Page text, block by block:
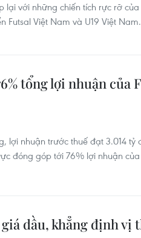
lại với những chiến tích rực rỡ
Futsal Việt Nam và U19 Việt Nam.
tổng lợi nhuận của
lợi nhuận trước thuế đạt 3.014 tỷ
đóng góp tới 76% lợi nhuận
dầu, khẳng định vị